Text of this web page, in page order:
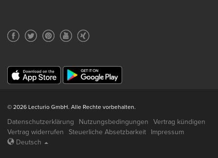
© 2026 Lecturio GmbH. Alle Rechte vorbehalten.
Datenschutzerklärung Nutzungsbedingungen
Vertrag kündigen
Vertrag widerrufen
Steuerliche Absetzbarkeit
Impressum
Deutsch